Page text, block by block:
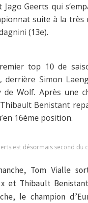
Geerts qui
suite à la très
(13e).
top 10 de
derrière Simon
de Wolf. Après une
Benistant
16ème position.
est désormais second du
Tom Vialle
et Thibault
le champion